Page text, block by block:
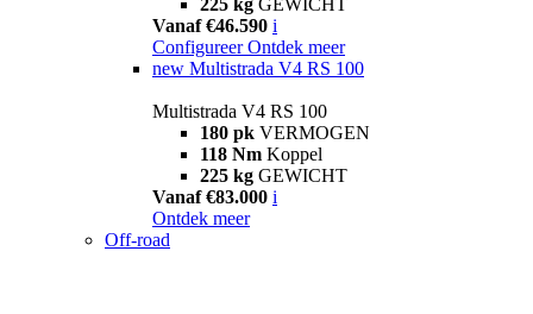
Vanaf €46.590 i
Configureer Ontdek meer
new Multistrada V4 RS 100
Multistrada V4 RS 100
180 pk VERMOGEN
118 Nm Koppel
225 kg GEWICHT
Vanaf €83.000 i
Ontdek meer
Off-road